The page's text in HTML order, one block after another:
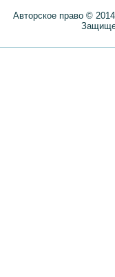
Авторское право ©